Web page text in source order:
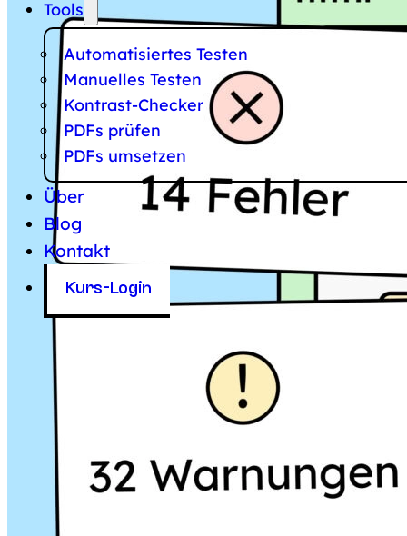
Tools
Automatisiertes Testen
Manuelles Testen
Kontrast-Checker
PDFs prüfen
PDFs umsetzen
Über
Blog
Kontakt
Kurs-Login